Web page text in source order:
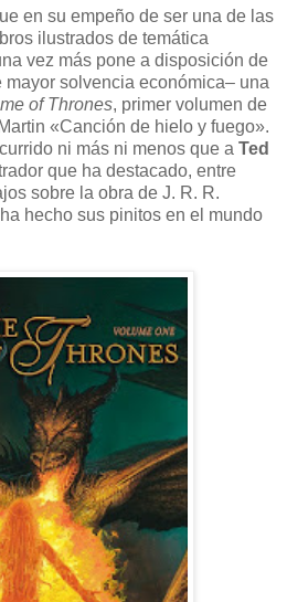
en su empeño de ser una de las
ilustrados de temática
vez más pone a disposición de
mayor solvencia económica– una
of Thrones, primer volumen de
«Canción de hielo y fuego».
ni más ni menos que a Ted
que ha destacado, entre
sobre la obra de J. R. R.
hecho sus pinitos en el mundo